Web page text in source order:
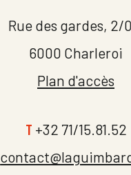
Rue des gardes, 2/
6000 Charleroi
Plan d'accès
T +32 71/15.81.52